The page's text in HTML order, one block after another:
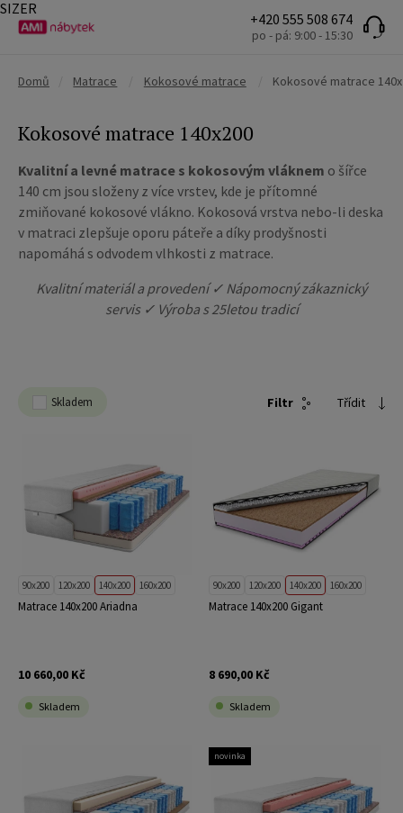
+420 555 508 674
po - pá: 9:00 - 15:30
Domů Matrace Kokosové matrace Kokosové matrace
Kokosové matrace 140x200
Kvalitní a levné matrace s kokosovým vláknem o šířce
140 cm jsou složeny z více vrstev, kde je přítomné
zmiňované kokosové vlákno. Kokosová vrstva nebo-li deska
v matraci zlepšuje oporu páteře a díky prodyšnosti
napomáhá s odvodem vlhkosti z matrace.
Kvalitní materiál a provedení ✓ Nápomocný zákaznický
servis ✓ Výroba s 25letou tradicí
Skladem Filtr Třídit
90x200 120x200 140x200 160x200
Matrace 140x200 Ariadna
10 660,00 Kč
Skladem
90x200 120x200 140x200 160x200
Matrace 140x200 Gigant
8 690,00 Kč
Skladem
novinka
SIZER